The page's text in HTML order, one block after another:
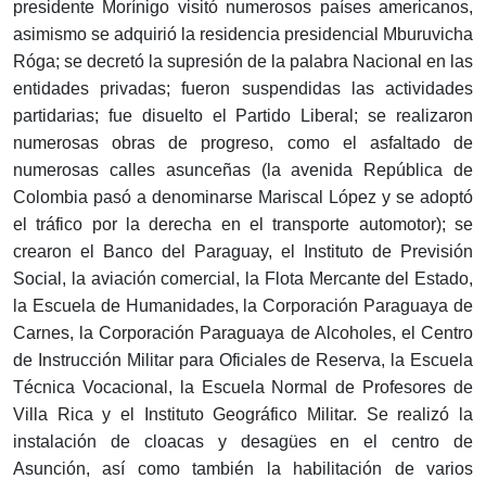
presidente Morínigo visitó numerosos países americanos,
asimismo se adquirió la residencia presidencial Mburuvicha
Róga; se decretó la supresión de la palabra Nacional en las
entidades privadas; fueron suspendidas las actividades
partidarias; fue disuelto el Partido Liberal; se realizaron
numerosas obras de progreso, como el asfaltado de
numerosas calles asunceñas (la avenida República de
Colombia pasó a denominarse Mariscal López y se adoptó
el tráfico por la derecha en el transporte automotor); se
crearon el Banco del Paraguay, el Instituto de Previsión
Social, la aviación comercial, la Flota Mercante del Estado,
la Escuela de Humanidades, la Corporación Paraguaya de
Carnes, la Corporación Paraguaya de Alcoholes, el Centro
de Instrucción Militar para Oficiales de Reserva, la Escuela
Técnica Vocacional, la Escuela Normal de Profesores de
Villa Rica y el Instituto Geográfico Militar. Se realizó la
instalación de cloacas y desagües en el centro de
Asunción, así como también la habilitación de varios